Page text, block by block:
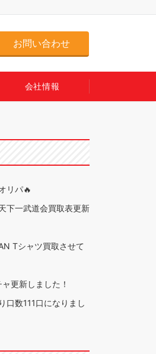
お問い合わせ
会社情報
リパ🔥
下一武道会買取表更新
Tシャツ買取させて
更新しました！
口数111口になりまし